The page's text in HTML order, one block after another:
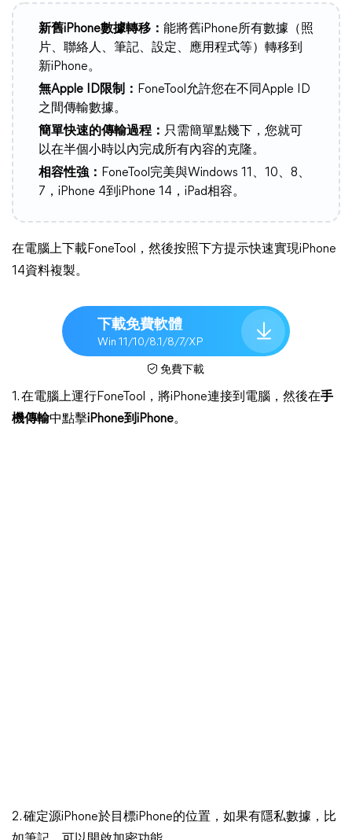
新舊iPhone數據轉移： 能將舊iPhone所有數據（照
片、聯絡人、筆記、設定、應用程式等）轉移到
新iPhone。
無Apple ID限制： FoneTool允許您在不同Apple ID
之間傳輸數據。
簡單快速的傳輸過程： 只需簡單點幾下，您就可
以在半個小時以內完成所有內容的克隆。
相容性強： FoneTool完美與Windows 11、10、8、
7，iPhone 4到iPhone 14，iPad相容。
在電腦上下載FoneTool，然後按照下方提示快速實現iPhone
14資料複製。
下載免費軟體
Win 11/10/8.1/8/7/XP
免費下載
1. 在電腦上運行FoneTool，將iPhone連接到電腦，然後在手
機傳輸中點擊iPhone到iPhone。
2. 確定源iPhone於目標iPhone的位置，如果有隱私數據，比